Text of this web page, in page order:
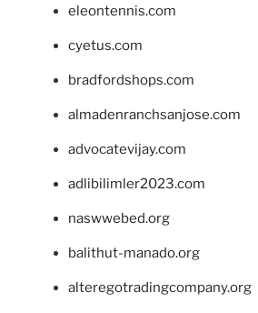
eleontennis.com
cyetus.com
bradfordshops.com
almadenranchsanjose.com
advocatevijay.com
adlibilimler2023.com
naswwebed.org
balithut-manado.org
alteregotradingcompany.org